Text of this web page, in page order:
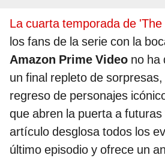
La cuarta temporada de 'The
los fans de la serie con la
Amazon Prime Video no ha
un final repleto de
regreso de personajes
que abren la puerta a
artículo desglosa todos los
último episodio y ofrece un